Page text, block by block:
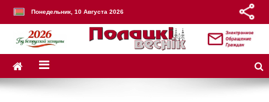
Понедельник, 10 Августа 2026